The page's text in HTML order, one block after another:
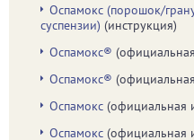
Оспамокс (порошок/
суспензии) (инструкция)
Оспамокс®
Оспамокс®
Оспамокс (официальная
Оспамокс (официальная